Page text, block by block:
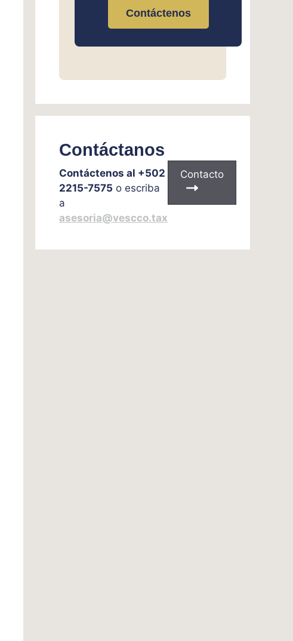
Contáctenos
Contáctanos
Contáctenos al +502
2215-7575 o escriba
a
asesoria@vescco.tax
Contacto